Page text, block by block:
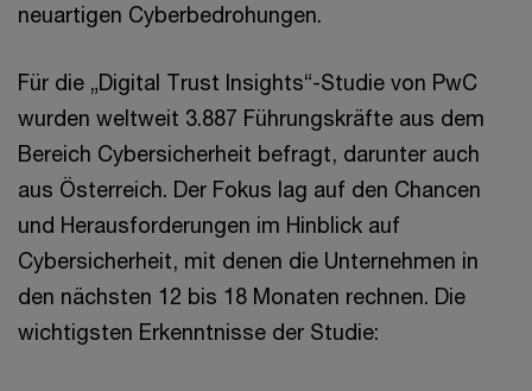
neuartigen Cyberbedrohungen.
Für die „Digital Trust Insights“-Studie von PwC
wurden weltweit 3.887 Führungskräfte aus dem
Bereich Cybersicherheit befragt, darunter auch
aus Österreich. Der Fokus lag auf den Chancen
und Herausforderungen im Hinblick auf
Cybersicherheit, mit denen die Unternehmen in
den nächsten 12 bis 18 Monaten rechnen. Die
wichtigsten Erkenntnisse der Studie: